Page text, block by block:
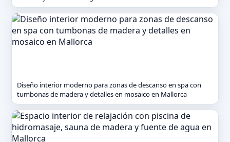
Diseño interior moderno para zonas de descanso en spa con
tumbonas de madera y detalles en mosaico en Mallorca